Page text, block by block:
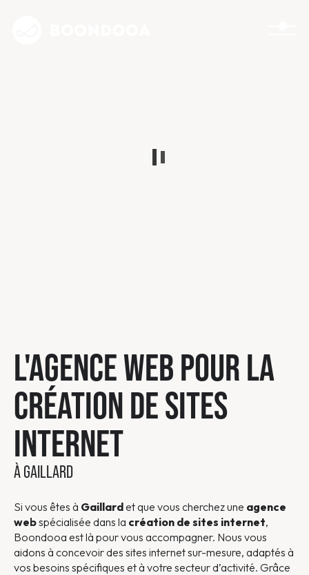
L'AGENCE WEB POUR LA
CRÉATION DE SITES
INTERNET
À GAILLARD
Si vous êtes à Gaillardet que vous cherchez une agence
webspécialisée dans la création de sites internet,
Boondooa est là pour vous accompagner. Nous vous
aidons à concevoir des sites internet sur-mesure, adaptés à
vos besoins spécifiques et à votre secteur d’activité. Grâce